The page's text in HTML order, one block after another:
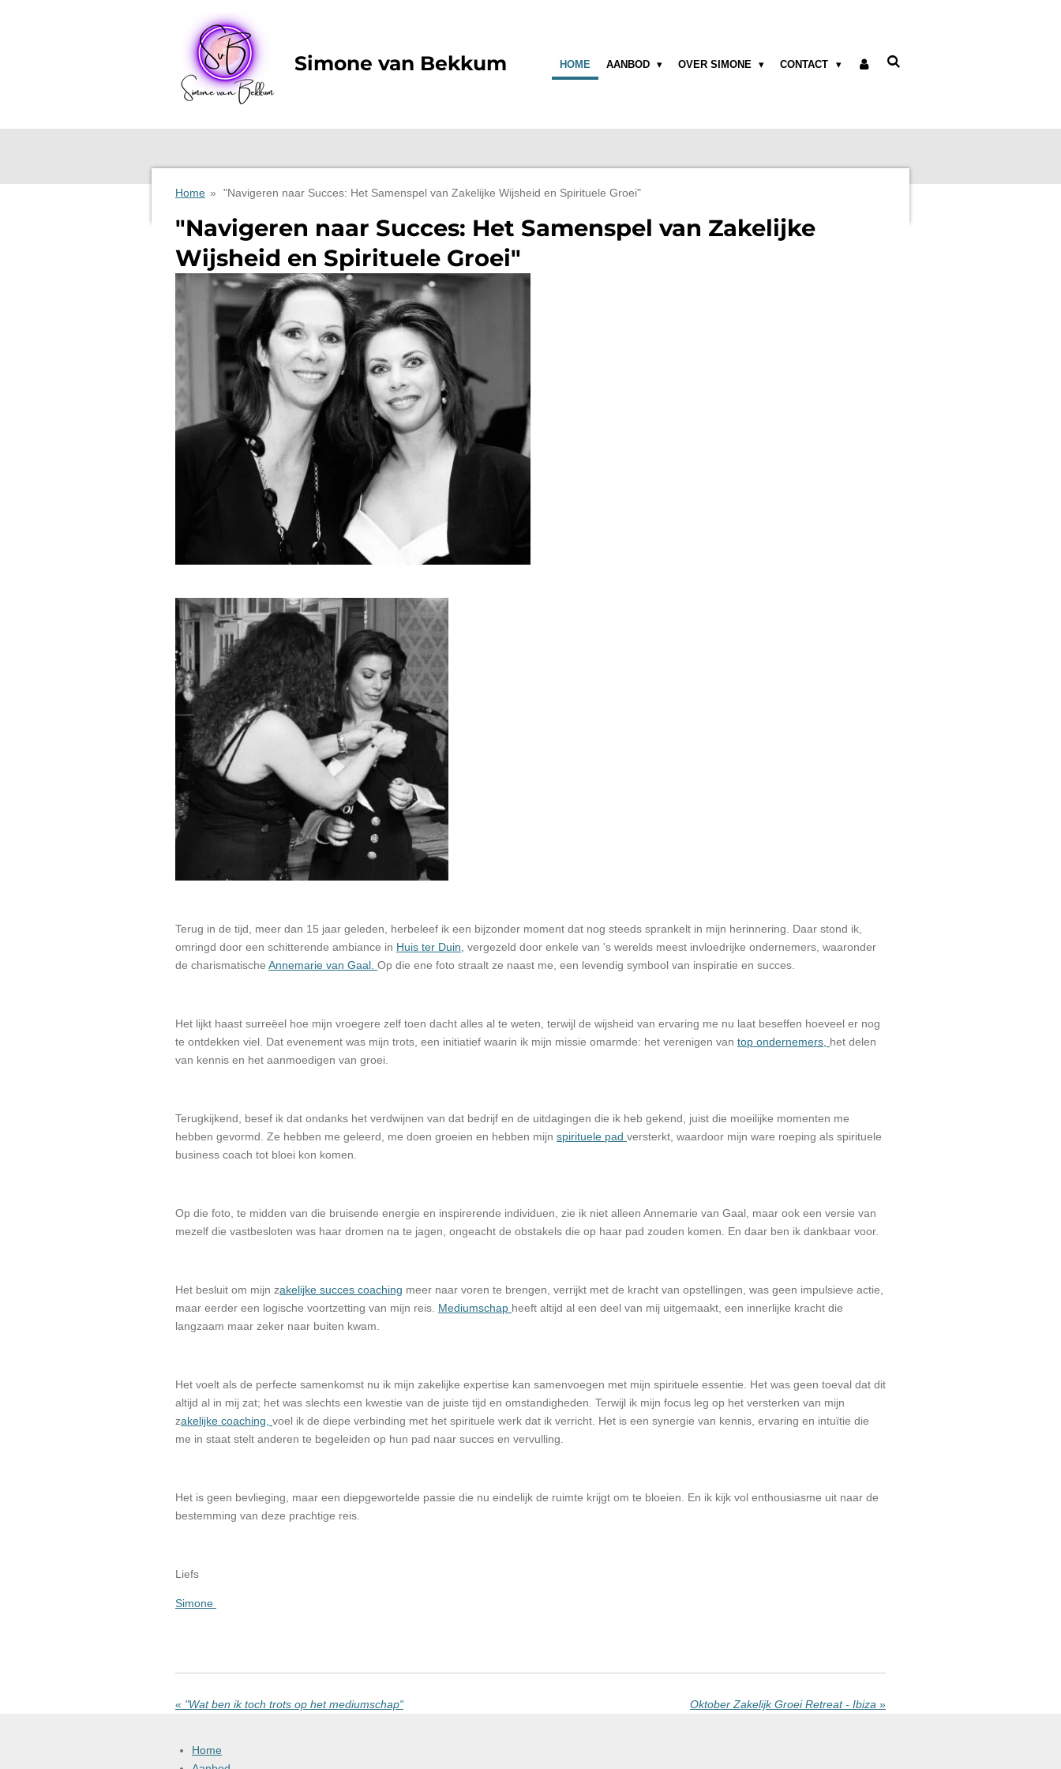
Simone van Bekkum HOME AANBOD OVER SIMONE CONTACT
Home » "Navigeren naar Succes: Het Samenspel van Zakelijke Wijsheid en Spirituele Groei"
"Navigeren naar Succes: Het Samenspel van Zakelijke
Wijsheid en Spirituele Groei"
Terug in de tijd, meer dan 15 jaar geleden, herbeleef ik een bijzonder moment dat nog steeds sprankelt in mijn herinnering. Daar stond ik,
omringd door een schitterende ambiance in Huis ter Duin, vergezeld door enkele van 's werelds meest invloedrijke ondernemers, waaronder
de charismatische Annemarie van Gaal. Op die ene foto straalt ze naast me, een levendig symbool van inspiratie en succes.
Het lijkt haast surreëel hoe mijn vroegere zelf toen dacht alles al te weten, terwijl de wijsheid van ervaring me nu laat beseffen hoeveel er nog
te ontdekken viel. Dat evenement was mijn trots, een initiatief waarin ik mijn missie omarmde: het verenigen van top ondernemers, het delen
van kennis en het aanmoedigen van groei.
Terugkijkend, besef ik dat ondanks het verdwijnen van dat bedrijf en de uitdagingen die ik heb gekend, juist die moeilijke momenten me
hebben gevormd. Ze hebben me geleerd, me doen groeien en hebben mijn spirituele pad versterkt, waardoor mijn ware roeping als spirituele
business coach tot bloei kon komen.
Op die foto, te midden van die bruisende energie en inspirerende individuen, zie ik niet alleen Annemarie van Gaal, maar ook een versie van
mezelf die vastbesloten was haar dromen na te jagen, ongeacht de obstakels die op haar pad zouden komen. En daar ben ik dankbaar voor.
Het besluit om mijn zakelijke succes coaching meer naar voren te brengen, verrijkt met de kracht van opstellingen, was geen impulsieve actie,
maar eerder een logische voortzetting van mijn reis. Mediumschap heeft altijd al een deel van mij uitgemaakt, een innerlijke kracht die
langzaam maar zeker naar buiten kwam.
Het voelt als de perfecte samenkomst nu ik mijn zakelijke expertise kan samenvoegen met mijn spirituele essentie. Het was geen toeval dat dit
altijd al in mij zat; het was slechts een kwestie van de juiste tijd en omstandigheden. Terwijl ik mijn focus leg op het versterken van mijn
zakelijke coaching, voel ik de diepe verbinding met het spirituele werk dat ik verricht. Het is een synergie van kennis, ervaring en intuïtie die
me in staat stelt anderen te begeleiden op hun pad naar succes en vervulling.
Het is geen bevlieging, maar een diepgewortelde passie die nu eindelijk de ruimte krijgt om te bloeien. En ik kijk vol enthousiasme uit naar de
bestemming van deze prachtige reis.
Liefs
Simone
« "Wat ben ik toch trots op het mediumschap" Oktober Zakelijk Groei Retreat - Ibiza »
Home